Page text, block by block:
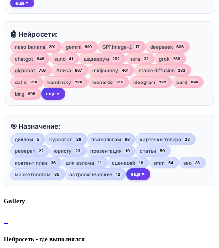
еще ▼
🤖 Нейросети:
nano banana 201 gemini 809 GPTImage-2 17 deepseek 606
chatgpt 848 suno 41 шедеврум 292 sora 32 grok 589
gigachat 703 Алиса 667 midjourney 461 stable diffusion 333
dall e 319 kandinsky 229 leonardo 315 ideogram 282 bard 699
bing 698 еще ▼
🎯 Назначение:
диплом 5 курсовая 28 психологам 98 карточки товара 23
реферат 22 юристу 23 презентация 19 статьи 50
контент план 36 для взлома 11 сценарий 16 smm 54 seo 88
маркетологам 85 астрологические 12 еще ▼
Gallery
Нейросеть - где выполнялся